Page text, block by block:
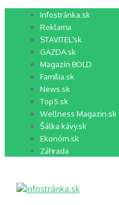
Preskočiť Infostránka.sk
Reklama
STAVITEĽ.sk
GAZDA.sk
Magazín BOLD
Família.sk
News.sk
Top5.sk
Wellness Magazin.sk
Šálka kávy.sk
Ekonóm.sk
Záhrada